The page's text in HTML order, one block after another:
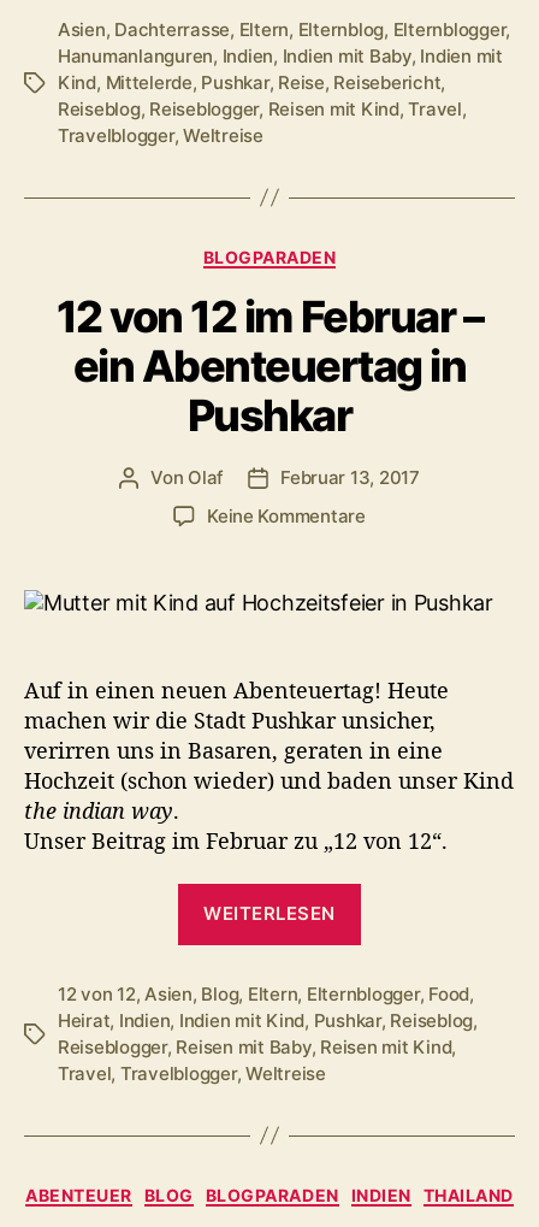
in
Mittelerde?
Unser
Wochenende
Bildern“
Schlagwörter
Asien, Dachterrasse, Eltern, Elternblog, Elternblogger,
Hanumanlanguren, Indien, Indien mit Baby, Indien mit
Kind, Mittelerde, Pushkar, Reise, Reisebericht,
Reiseblog, Reiseblogger, Reisen mit Kind,Travel,
Travelblogger,Weltreise
Kategorien
BLOGPARADEN
12 von 12 im Februar –
ein Abenteuertag in
Pushkar
Beitragsautor
Von Olaf Veröffentlichungsdatum
Februar 13, 2017
Keine Kommentarezu
12
ein
Abenteuertag
in
Pushkar
Auf in einen neuen Abenteuertag! Heute
machen wir die Stadt Pushkar unsicher,
verirren uns in Basaren, geraten in eine
Hochzeit (schon wieder) und baden unser Kind
the indian way.
Unser Beitrag im Februar zu „12 von 12“.
WEITERLESEN
im
Februar
–
Pushkar“
Schlagwörter
12 von 12, Asien, Blog, Eltern, Elternblogger, Food,
Heirat, Indien, Indien mit Kind, Pushkar, Reiseblog,
Reiseblogger, Reisen mit Baby, Reisen mit Kind,
Travel, Travelblogger,Weltreise
Kategorien
ABENTEUER BLOG BLOGPARADEN INDIEN THAILAND